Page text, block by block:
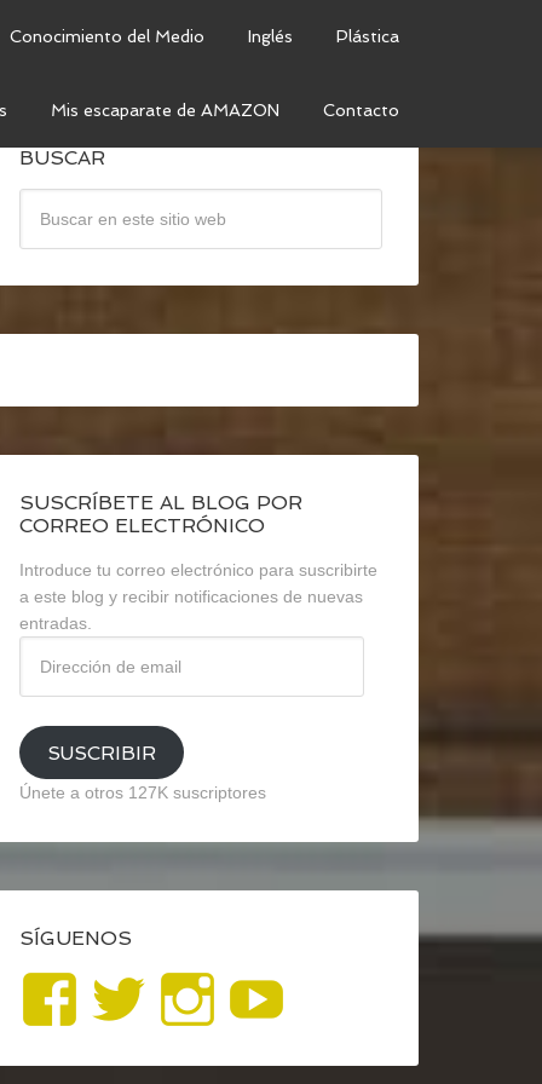
Conocimiento del Medio Inglés Plástica
Mis escaparate de AMAZON Contacto
BUSCAR
SUSCRÍBETE AL BLOG POR
CORREO ELECTRÓNICO
Introduce tu correo electrónico para suscribirte
a este blog y recibir notificaciones de nuevas
entradas.
email
SUSCRIBIR
Únete a otros 127K suscriptores
SÍGUENOS
Ver
perfil
Ver
perfil
Ver
perfil